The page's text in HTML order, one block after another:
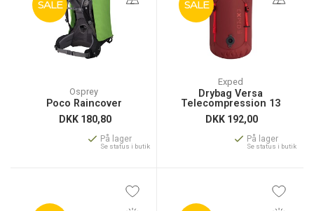
SALE
Osprey
Poco Raincover
DKK 180,80
På lager
Se status i butik
SALE
Exped
Drybag Versa
Telecompression 13
DKK 192,00
På lager
Se status i butik